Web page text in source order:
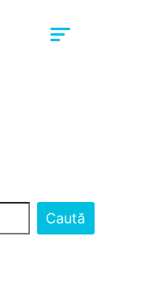
Caută